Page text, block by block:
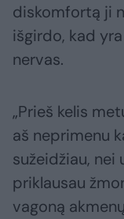
diskomfortą ji
išgirdo, kad
nervas.
„Prieš kelis
aš neprimenu
sužeidžiau, nei
priklausau
vagoną